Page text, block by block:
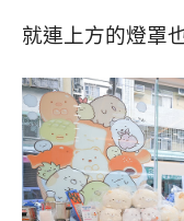
就連上方的燈罩